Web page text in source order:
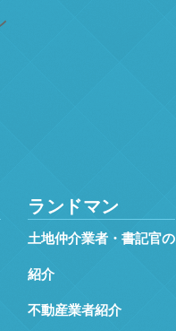
ランドマン
土地仲介業者・書記官の
紹介
不動産業者紹介